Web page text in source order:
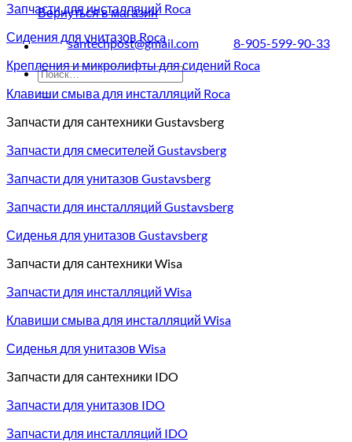
Вернуться в магазин
santechpost@gmail.com
8-905-599-90-33
Искать:
Запчасти для инсталляций Roca
Сидения для унитазов Roca
Крепления и микролифты для сидений Roca
Клавиши смыва для инсталляций Roca
Запчасти для сантехники Gustavsberg
Запчасти для смесителей Gustavsberg
Запчасти для унитазов Gustavsberg
Запчасти для инсталляций Gustavsberg
Сиденья для унитазов Gustavsberg
Запчасти для сантехники Wisa
Запчасти для инсталляций Wisa
Клавиши смыва для инсталляций Wisa
Сиденья для унитазов Wisa
Запчасти для сантехники IDO
Запчасти для унитазов IDO
Запчасти для инсталляций IDO